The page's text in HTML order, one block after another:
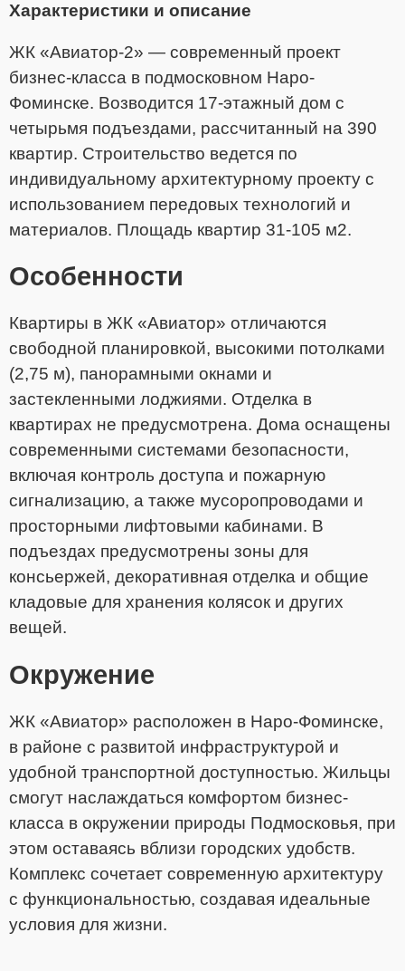
Характеристики и описание
ЖК «Авиатор-2» — современный проект
бизнес-класса в подмосковном Наро-
Фоминске. Возводится 17-этажный дом с
четырьмя подъездами, рассчитанный на 390
квартир. Строительство ведется по
индивидуальному архитектурному проекту с
использованием передовых технологий и
материалов. Площадь квартир 31-105 м2.
Особенности
Квартиры в ЖК «Авиатор» отличаются
свободной планировкой, высокими потолками
(2,75 м), панорамными окнами и
застекленными лоджиями. Отделка в
квартирах не предусмотрена. Дома оснащены
современными системами безопасности,
включая контроль доступа и пожарную
сигнализацию, а также мусоропроводами и
просторными лифтовыми кабинами. В
подъездах предусмотрены зоны для
консьержей, декоративная отделка и общие
кладовые для хранения колясок и других
вещей.
Окружение
ЖК «Авиатор» расположен в Наро-Фоминске,
в районе с развитой инфраструктурой и
удобной транспортной доступностью. Жильцы
смогут наслаждаться комфортом бизнес-
класса в окружении природы Подмосковья, при
этом оставаясь вблизи городских удобств.
Комплекс сочетает современную архитектуру
с функциональностью, создавая идеальные
условия для жизни.